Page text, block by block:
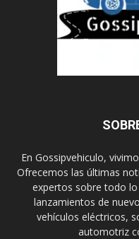
En Gossipvehiculo,
Ofrecemos las últimas
expertos sobre todo
lanzamientos de
vehículos eléctricos,
automotriz